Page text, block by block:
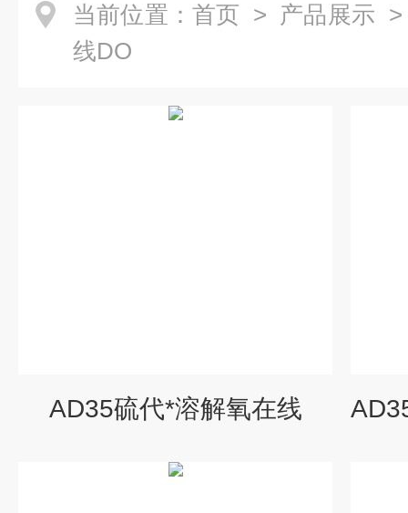
当前位置： 首页 > 产品展示
线DO
AD35硫代*溶解氧在线